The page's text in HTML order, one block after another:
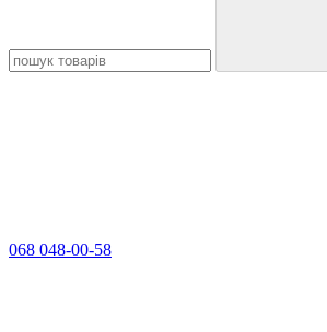
068 048-00-58